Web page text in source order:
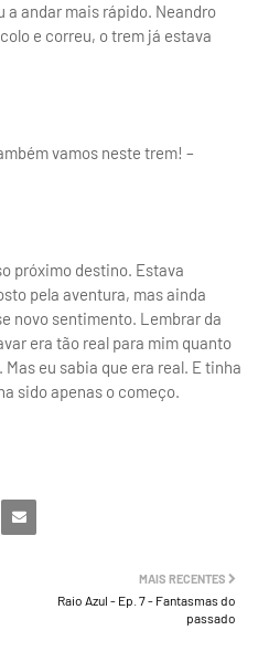
a andar mais rápido. Neandro
e correu, o trem já estava
vamos neste trem! –
próximo destino. Estava
pela aventura, mas ainda
novo sentimento. Lembrar da
era tão real para mim quanto
eu sabia que era real. E tinha
sido apenas o começo.
MAIS RECENTES
Raio Azul - Ep. 7 - Fantasmas do
passado